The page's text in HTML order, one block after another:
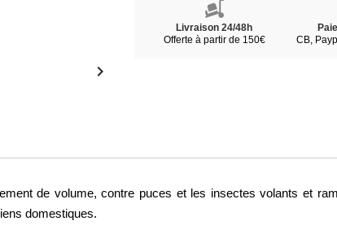

Livraison 24/48h
Offerte à partir de 150€
CB,
de volume, contre puces et les insectes volants et
domestiques.